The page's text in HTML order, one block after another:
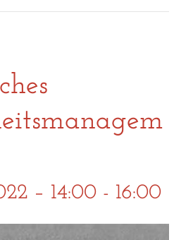
– 14:00 - 16:00